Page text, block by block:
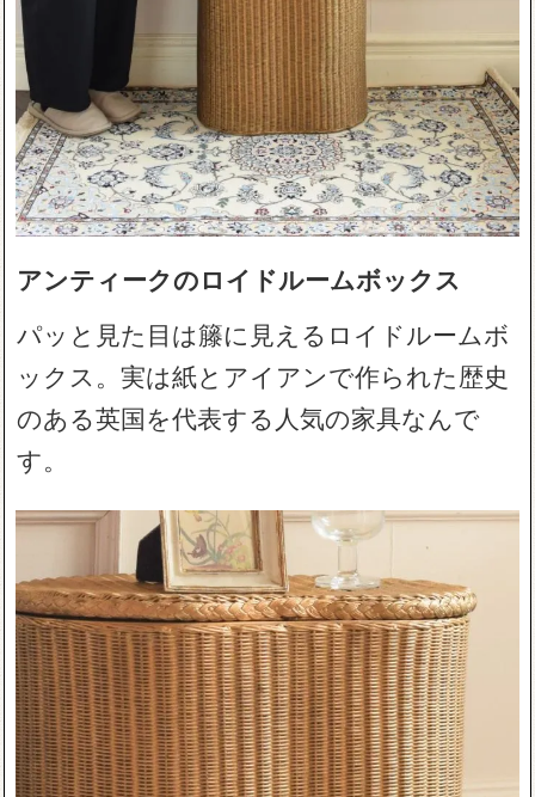
アンティークのロイドルームボックス
パッと見た目は籐に見えるロイドルームボ
ックス。実は紙とアイアンで作られた歴史
のある英国を代表する人気の家具なんで
す。